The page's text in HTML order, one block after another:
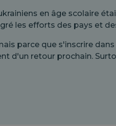
en âge scolaire
les efforts des pays et
parce que s'inscrire
d'un retour prochain.